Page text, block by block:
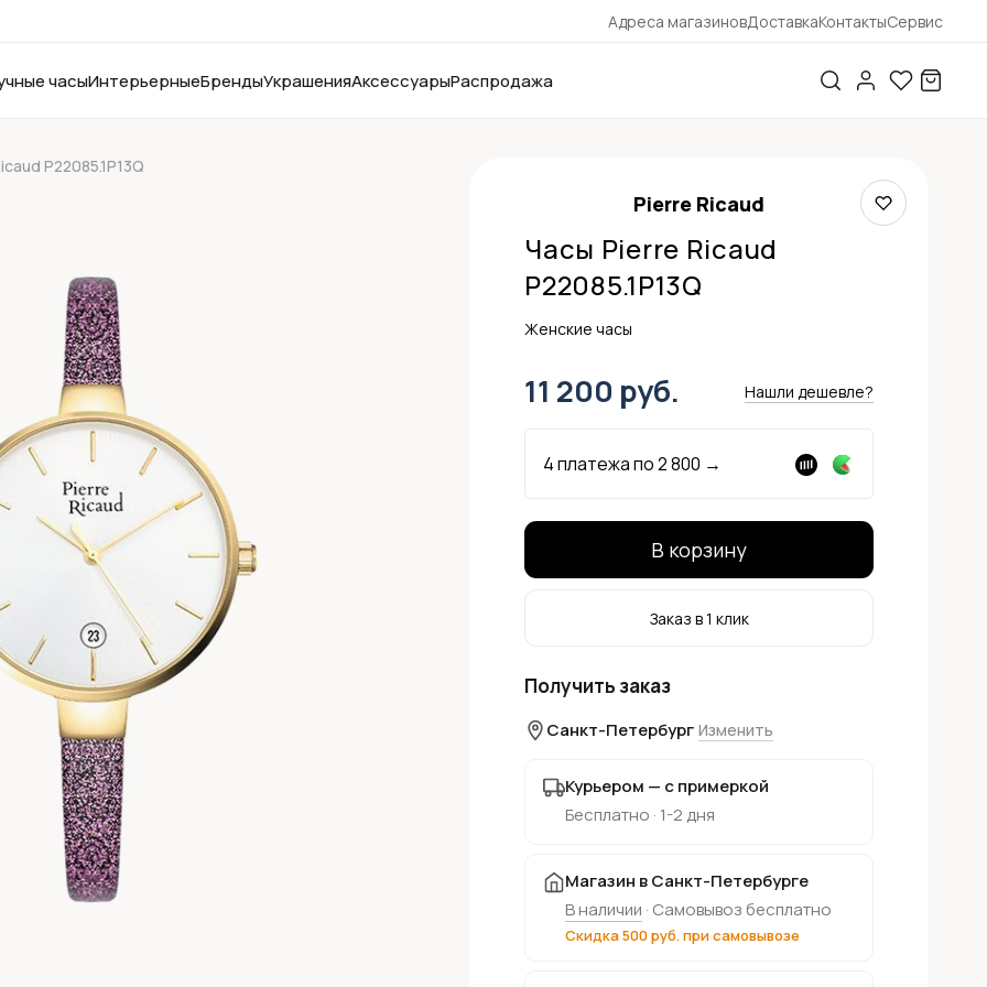
Адреса магазиновДоставкаКонтактыСервис
часыИнтерьерныеБрендыУкрашенияАксессуарыРаспродажа
P22085.1P13Q
Pierre Ricaud
Часы Pierre Ricaud
P22085.1P13Q
Женские часы
11 200 руб. Нашли дешевле?
4 платежа по2 800 →
В корзину
Заказ в 1 клик
Получить заказ
Санкт-Петербург Изменить
Курьером — с примеркой
Бесплатно · 1-2 дня
Магазин в Санкт-Петербурге
В наличии · Самовывоз бесплатно
Скидка 500 руб. при самовывозе